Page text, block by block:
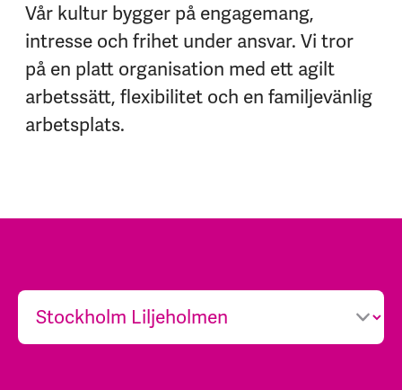
Vår kultur bygger på engagemang,
intresse och frihet under ansvar. Vi tror
på en platt organisation med ett agilt
arbetssätt, flexibilitet och en familjevänlig
arbetsplats.